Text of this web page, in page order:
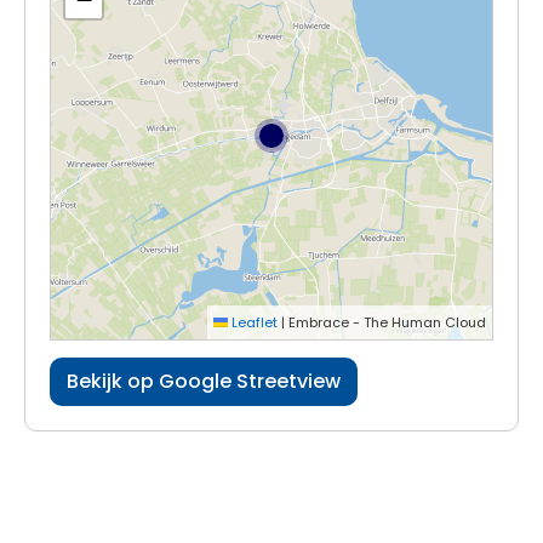
Leaflet | Embrace - The Human Cloud
Bekijk op Google Streetview